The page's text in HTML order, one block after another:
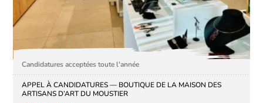
Candidatures acceptées toute l'année
APPEL À CANDIDATURES — BOUTIQUE DE LA MAISON DES
ARTISANS D’ART DU MOUSTIER